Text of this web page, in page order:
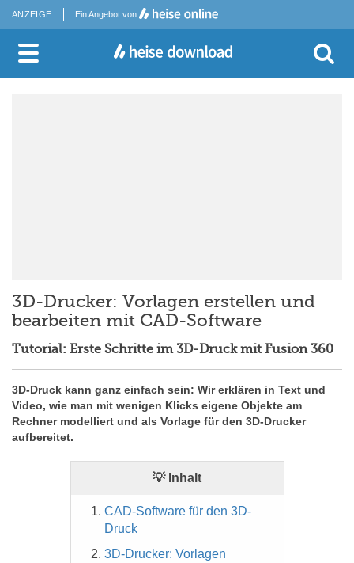
ANZEIGE Ein Angebot von
3D-Drucker: Vorlagen erstellen und
bearbeiten mit CAD-Software
Tutorial: Erste Schritte im 3D-Druck mit Fusion 360
3D-Druck kann ganz einfach sein: Wir erklären in Text und
Video, wie man mit wenigen Klicks eigene Objekte am
Rechner modelliert und als Vorlage für den 3D-Drucker
aufbereitet.
💡 Inhalt
CAD-Software für den 3D-
Druck
3D-Drucker: Vorlagen